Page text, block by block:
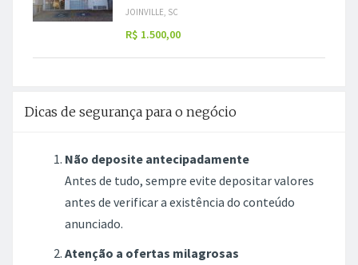
JOINVILLE, SC
R$ 1.500,00
Dicas de segurança para o negócio
Não deposite antecipadamente
Antes de tudo, sempre evite depositar valores
antes de verificar a existência do conteúdo
anunciado.
Atenção a ofertas milagrosas